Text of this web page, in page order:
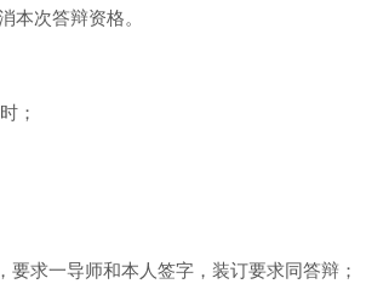
次答辩资格。
；
求一导师和本人签字，装订要求同答辩；